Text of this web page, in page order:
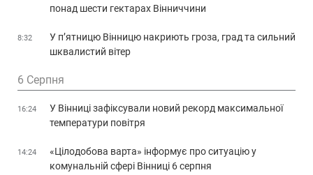
понад шести гектарах Вінниччини
8:32
У п’ятницю Вінницю накриють гроза, град та сильний
шквалистий вітер
6 Серпня
16:24
У Вінниці зафіксували новий рекорд максимальної
температури повітря
14:24
«Цілодобова варта» інформує про ситуацію у
комунальній сфері Вінниці 6 серпня